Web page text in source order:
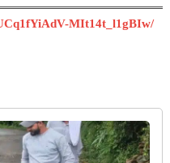
MIt14t_l1gBIw/